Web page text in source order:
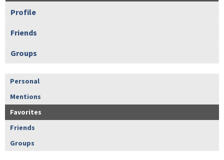
Profile
Friends
Groups
Personal
Mentions
Favorites
Friends
Groups